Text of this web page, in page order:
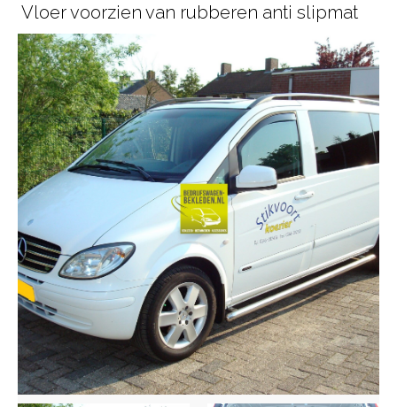
Vloer voorzien van rubberen anti slipmat